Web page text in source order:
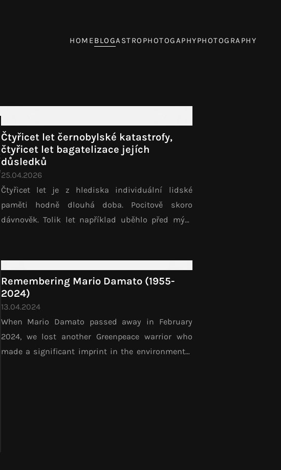
HOMEBLOGASTROPHOTOGAPHYPHOTOGRAPHY
Čtyřicet let černobylské katastrofy,
čtyřicet let bagatelizace jejích
důsledků
25.04.2026
Čtyřicet let je z hlediska individuální lidské
paměti hodně dlouhá doba. Pocitově skoro
dávnověk. Tolik let například uběhlo před mým
Remembering Mario Damato (1955-
2024)
13.04.2024
When Mario Damato passed away in February
2024, we lost another Greenpeace warrior who
made a significant imprint in the environmental